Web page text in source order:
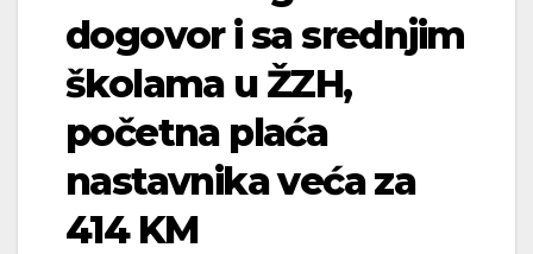
dogovor i sa srednjim
školama u ŽZH,
početna plaća
nastavnika veća za
414 KM